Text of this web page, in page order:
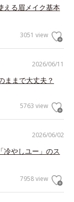
える眉メイク基本
3051 view
2026/06/11
ままで大丈夫？
5763 view
2026/06/02
冷やしユー」のス
7958 view